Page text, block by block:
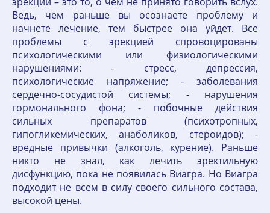
Ведь, чем раньше вы осознаете проблему и
начнете лечение, тем быстрее она уйдет. Все
проблемы с эрекцией спровоцированы
психологическими или физиологическими
нарушениями: - стресс, депрессия,
психологические напряжение; - заболевания
сердечно-сосудистой системы; - нарушения
гормонального фона; - побочные действия
сильных препаратов (психотропных,
гипогликемических, анаболиков, стероидов); -
вредные привычки (алкоголь, курение). Раньше
никто не знал, как лечить эректильную
дисфункцию, пока не появилась Виагра. Но Виагра
подходит не всем в силу своего сильного состава,
высокой цены.